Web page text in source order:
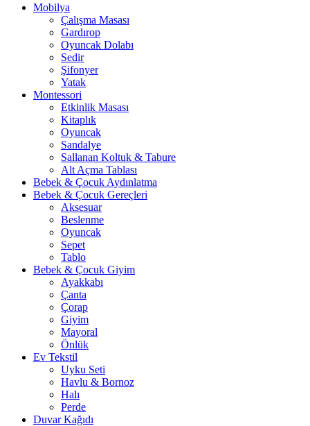
Mobilya
Çalışma Masası
Gardırop
⁠Oyuncak Dolabı
Sedir
Şifonyer
Yatak
Montessori
Etkinlik Masası
Kitaplık
Oyuncak
Sandalye
Sallanan Koltuk & Tabure
Alt Açma Tablası
Bebek & Çocuk Aydınlatma
Bebek & Çocuk Gereçleri
Aksesuar
Beslenme
Oyuncak
Sepet
Tablo
Bebek & Çocuk Giyim
Ayakkabı
Çanta
Çorap
Giyim
Mayoral
Önlük
Ev Tekstil
Uyku Seti
Havlu & Bornoz
Halı
Perde
Duvar Kağıdı